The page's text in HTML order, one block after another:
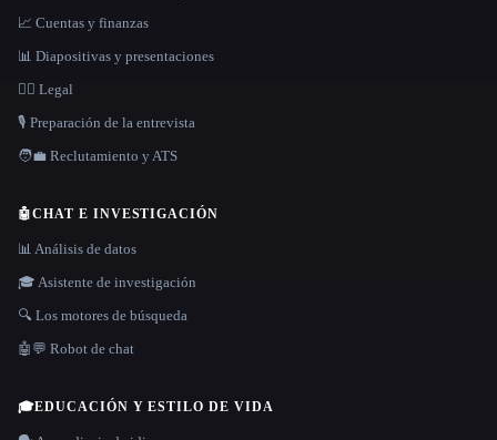
📈 Cuentas y finanzas
📊 Diapositivas y presentaciones
👩‍⚖️ Legal
🎙️ Preparación de la entrevista
🧑‍💼 Reclutamiento y ATS
🤖CHAT E INVESTIGACIÓN
📊 Análisis de datos
🎓 Asistente de investigación
🔍 Los motores de búsqueda
🤖💬 Robot de chat
🎓EDUCACIÓN Y ESTILO DE VIDA